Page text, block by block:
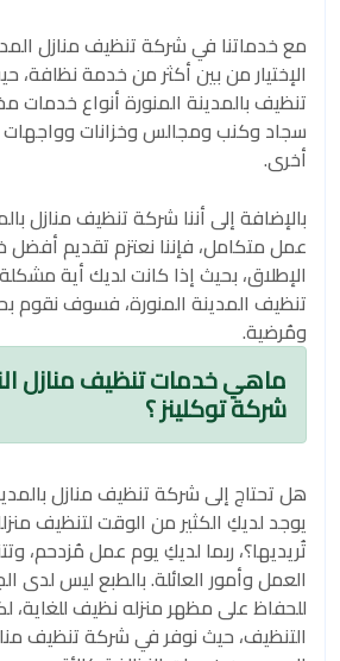
مع خدماتنا في شركة تنظيف منازل
الإختيار من بين أكثر من خدمة
تنظيف بالمدينة المنورة أنواع خدمات
سجاد وكنب ومجالس وخزانات
أخرى.
بالإضافة إلى أننا شركة تنظيف منازل
عمل متكامل، فإننا نعتزم تقديم
الإطلاق، بحيث إذا كانت لديك أية
تنظيف المدينة المنورة، فسوف نقوم
ومُرضية.
ماهي خدمات تنظيف منازل
شركة توكلينز ؟
هل تحتاج إلى شركة تنظيف منازل
يوجد لديكِ الكثير من الوقت لتنظيف
تُريديها؟، ربما لديكِ يوم عمل مُزدحم،
العمل وأمور العائلة. بالطبع ليس
للحفاظ على مظهر منزله نظيف للغاية،
التنظيف، حيث نوفر في شركة تنظيف